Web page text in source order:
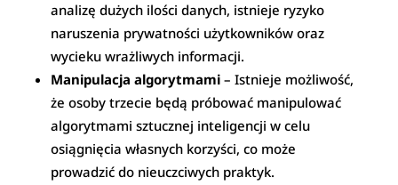
analizę dużych ilości danych, istnieje ryzyko
naruszenia prywatności użytkowników oraz
wycieku wrażliwych informacji.
Manipulacja algorytmami – Istnieje możliwość,
że osoby trzecie będą próbować manipulować
algorytmami sztucznej inteligencji w celu
osiągnięcia własnych korzyści, co może
prowadzić do nieuczciwych praktyk.